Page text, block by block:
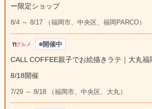
ー限定ショップ
8/4 ～ 8/17 （福岡市、中央区、福岡PARCO）
グルメ 開催中
CALL COFFEE親子でお絵描きラテ｜大丸福
8/18開催
7/29 ～ 8/18 （福岡市、中央区、大丸）